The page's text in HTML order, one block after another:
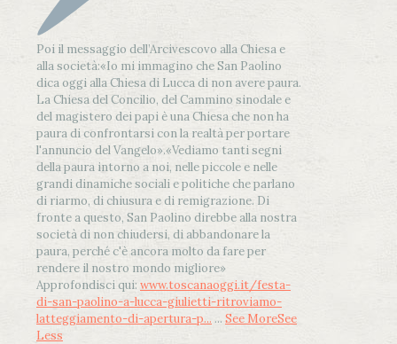
Poi il messaggio dell’Arcivescovo alla Chiesa e
alla società:«Io mi immagino che San Paolino
dica oggi alla Chiesa di Lucca di non avere paura.
La Chiesa del Concilio, del Cammino sinodale e
del magistero dei papi è una Chiesa che non ha
paura di confrontarsi con la realtà per portare
l'annuncio del Vangelo».«Vediamo tanti segni
della paura intorno a noi, nelle piccole e nelle
grandi dinamiche sociali e politiche che parlano
di riarmo, di chiusura e di remigrazione. Di
fronte a questo, San Paolino direbbe alla nostra
società di non chiudersi, di abbandonare la
paura, perché c'è ancora molto da fare per
rendere il nostro mondo migliore»
Approfondisci qui: www.toscanaoggi.it/festa-
di-san-paolino-a-lucca-giulietti-ritroviamo-
latteggiamento-di-apertura-p... ... See MoreSee
Less